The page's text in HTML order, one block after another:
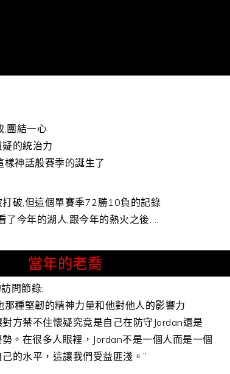
,團結一心
的統治力
神話般賽季的誕生了
破,但這個單賽季72勝10負的記錄
了今年的湖人,跟今年的熱火之後….
當年的老喬
問節錄:
種堅韌的精神力量和他對他人的影響力
方禁不住懷疑究竟是自己在防守Jordan還是
。在很多人眼裡，Jordan不是一個人而是一個
的水平，這讓我們受益匪淺。”